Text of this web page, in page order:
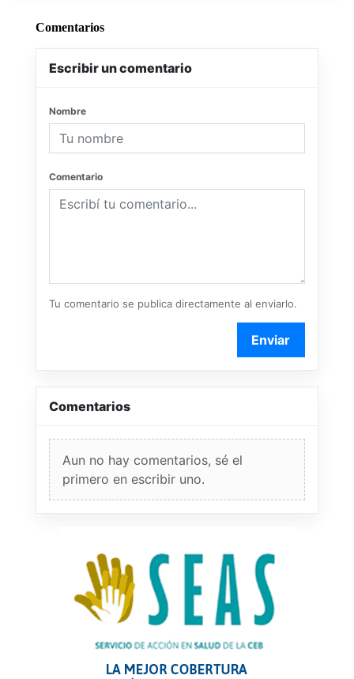
Comentarios
Escribir un comentario
Nombre
Comentario
Tu comentario se publica directamente al enviarlo.
Enviar
Comentarios
Aun no hay comentarios, sé el
primero en escribir uno.